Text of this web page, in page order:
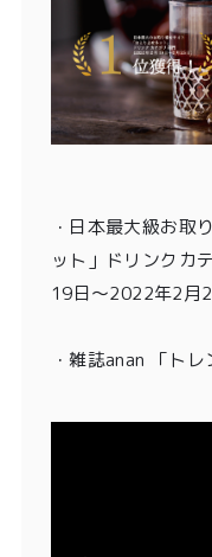
・ 日本最大級お取
ット」ドリンクカ
19日〜2022年2月
・雑誌anan 「ト